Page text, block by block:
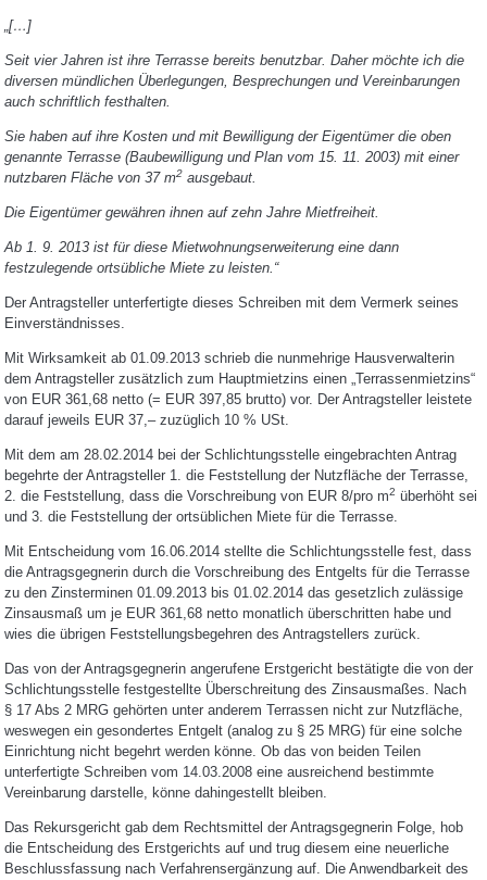
„[…]
Seit vier Jahren ist ihre Terrasse bereits benutzbar. Daher möchte ich die
diversen mündlichen Überlegungen, Besprechungen und Vereinbarungen
auch schriftlich festhalten.
Sie haben auf ihre Kosten und mit Bewilligung der Eigentümer die oben
genannte Terrasse (Baubewilligung und Plan vom 15. 11. 2003) mit einer
nutzbaren Fläche von 37 m2ausgebaut.
Die Eigentümer gewähren ihnen auf zehn Jahre Mietfreiheit.
Ab 1. 9. 2013 ist für diese Mietwohnungserweiterung eine dann
festzulegende ortsübliche Miete zu leisten.“
Der Antragsteller unterfertigte dieses Schreiben mit dem Vermerk seines
Einverständnisses.
Mit Wirksamkeit ab 01.09.2013 schrieb die nunmehrige Hausverwalterin
dem Antragsteller zusätzlich zum Hauptmietzins einen „Terrassenmietzins“
von EUR 361,68 netto (= EUR 397,85 brutto) vor. Der Antragsteller leistete
darauf jeweils EUR 37,– zuzüglich 10 % USt.
Mit dem am 28.02.2014 bei der Schlichtungsstelle eingebrachten Antrag
begehrte der Antragsteller 1. die Feststellung der Nutzfläche der Terrasse,
2. die Feststellung, dass die Vorschreibung von EUR 8/pro m2 überhöht sei
und 3. die Feststellung der ortsüblichen Miete für die Terrasse.
Mit Entscheidung vom 16.06.2014 stellte die Schlichtungsstelle fest, dass
die Antragsgegnerin durch die Vorschreibung des Entgelts für die Terrasse
zu den Zinsterminen 01.09.2013 bis 01.02.2014 das gesetzlich zulässige
Zinsausmaß um je EUR 361,68 netto monatlich überschritten habe und
wies die übrigen Feststellungsbegehren des Antragstellers zurück.
Das von der Antragsgegnerin angerufene Erstgericht bestätigte die von der
Schlichtungsstelle festgestellte Überschreitung des Zinsausmaßes. Nach
§ 17 Abs 2 MRG gehörten unter anderem Terrassen nicht zur Nutzfläche,
weswegen ein gesondertes Entgelt (analog zu § 25 MRG) für eine solche
Einrichtung nicht begehrt werden könne. Ob das von beiden Teilen
unterfertigte Schreiben vom 14.03.2008 eine ausreichend bestimmte
Vereinbarung darstelle, könne dahingestellt bleiben.
Das Rekursgericht gab dem Rechtsmittel der Antragsgegnerin Folge, hob
die Entscheidung des Erstgerichts auf und trug diesem eine neuerliche
Beschlussfassung nach Verfahrensergänzung auf. Die Anwendbarkeit des